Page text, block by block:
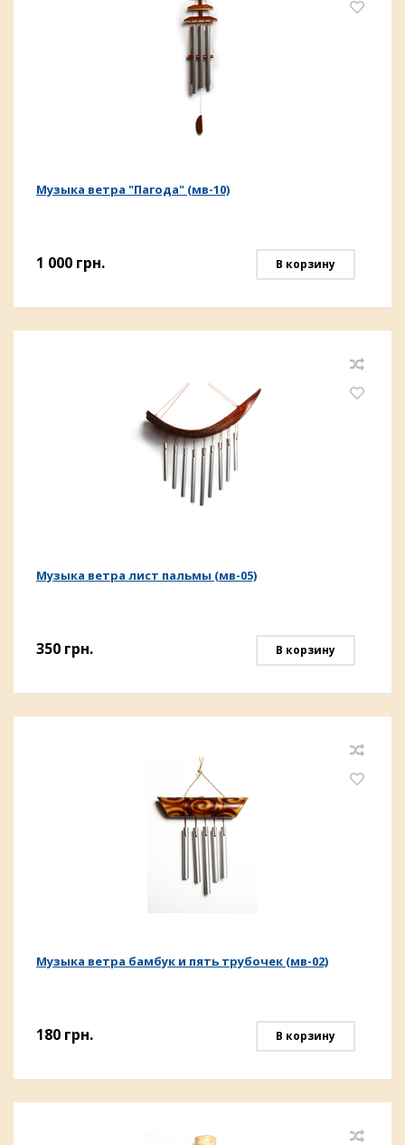
Музыка ветра "Пагода" (мв-10)
1 000 грн. В корзину
Музыка ветра лист пальмы (мв-05)
350 грн. В корзину
Музыка ветра бамбук и пять трубочек (мв-02)
180 грн. В корзину